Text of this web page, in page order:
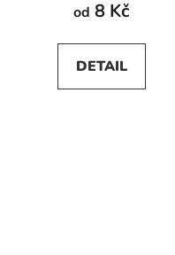
5,0
z
od 8 Kč
DETAIL